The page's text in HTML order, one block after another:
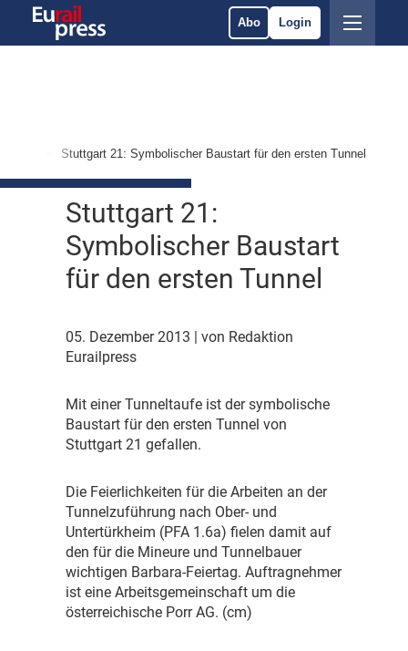
Abo Login
Stuttgart 21: Symbolischer Baustart für den ersten Tunnel
Stuttgart 21:
Symbolischer Baustart
für den ersten Tunnel
05. Dezember 2013
| von Redaktion
Eurailpress
Mit einer Tunneltaufe ist der symbolische
Baustart für den ersten Tunnel von
Stuttgart 21 gefallen.
Die Feierlichkeiten für die Arbeiten an der
Tunnelzuführung nach Ober- und
Untertürkheim (PFA 1.6a) fielen damit auf
den für die Mineure und Tunnelbauer
wichtigen Barbara-Feiertag. Auftragnehmer
ist eine Arbeitsgemeinschaft um die
österreichische Porr AG. (cm)